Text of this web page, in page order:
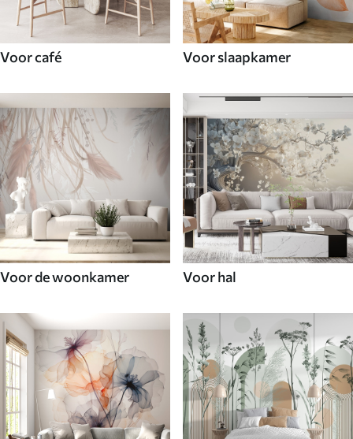
Voor café Voor slaapkamer
Voor de woonkamer Voor hal